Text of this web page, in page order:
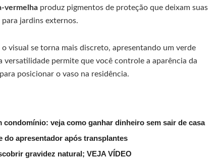
vermelha produz pigmentos de proteção que deixam suas
jardins externos.
visual se torna mais discreto, apresentando um verde
versatilidade permite que você controle a aparência da
posicionar o vaso na residência.
condomínio: veja como ganhar dinheiro sem sair de casa
do apresentador após transplantes
gravidez natural; VEJA VÍDEO